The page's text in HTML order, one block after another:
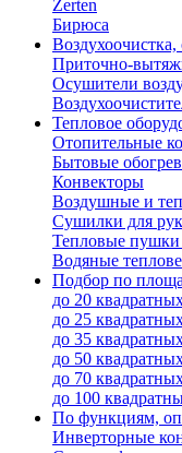
Zerten
Бирюса
Приточно-
Осушители
Тепловое
Отопительные
Бытовые
Конвекторы
Воздушные и
Сушилки для рук
Тепловые пушки
Водяные
Подбор по
до 20
до 25
до 35
до 50
до 70
до 100
По функциям,
Инверторные